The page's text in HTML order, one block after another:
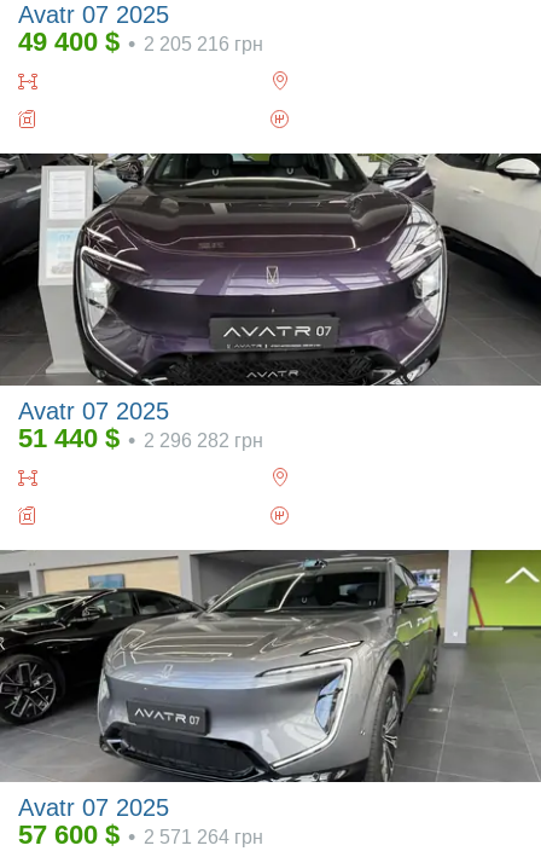
Avatr 07 2025
49 400 $ • 2 205 216 грн
Avatr 07 2025
51 440 $ • 2 296 282 грн
Avatr 07 2025
57 600 $ • 2 571 264 грн